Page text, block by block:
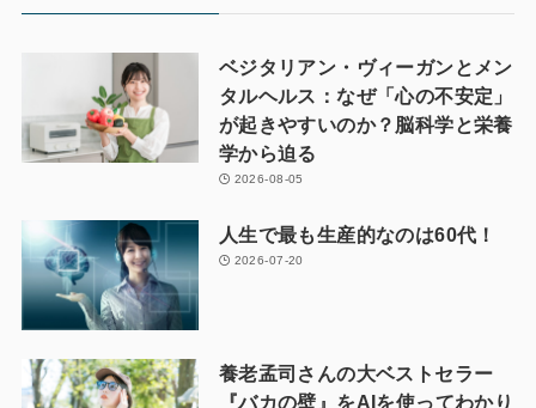
ベジタリアン・ヴィーガンとメン
タルヘルス：なぜ「心の不安定」
が起きやすいのか？脳科学と栄養
学から迫る
2026-08-05
人生で最も生産的なのは60代！
2026-07-20
養老孟司さんの大ベストセラー
『バカの壁』をAIを使ってわかり